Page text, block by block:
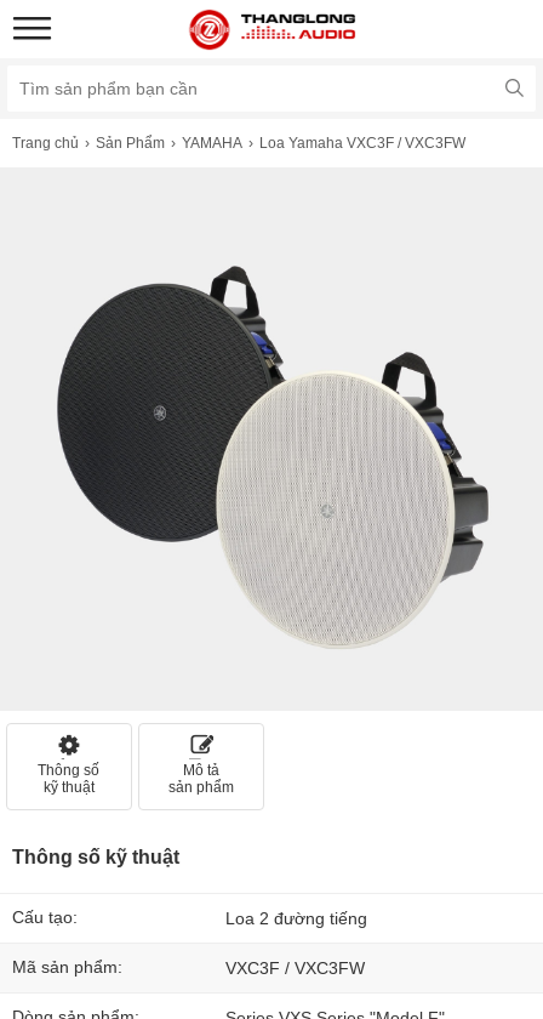
Trang chủ Sản Phẩm YAMAHA Loa Yamaha VXC3F / VXC3FW
Thông số
kỹ thuật
Mô tả
sản phẩm
Thông số kỹ thuật
Cấu tạo: Loa 2 đường tiếng
Mã sản phẩm: VXC3F / VXC3FW